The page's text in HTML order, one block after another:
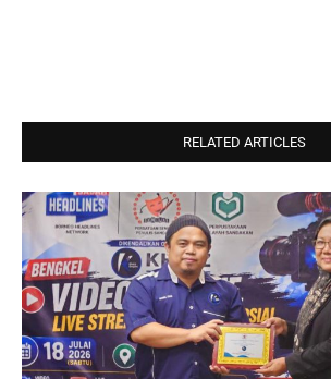
RELATED ARTICLES